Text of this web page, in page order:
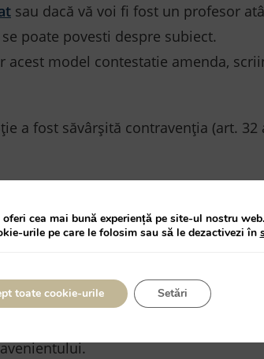
sau dacă vă voi fi fost un profesor
poate povesti despre subiect.
model contestatie amenda,
a fost săvârșită contravenția (art. 32
alternativela judecătoria
teritorială își are domiciliul sau
competente: fie judecătoria de unde
cea mai bună experiență pe site-ul nostru web.
urile pe care le folosim sau să le dezactivezi în
toate cookie-urile Setări